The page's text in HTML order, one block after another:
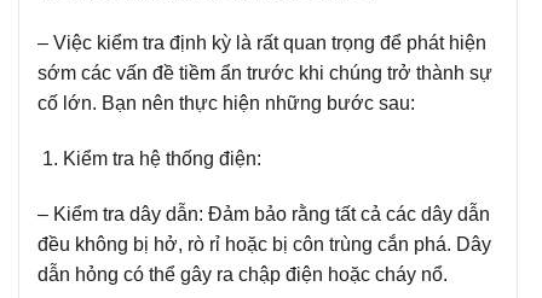
– Việc kiểm tra định kỳ là rất quan trọng để phát hiện
sớm các vấn đề tiềm ẩn trước khi chúng trở thành sự
cố lớn. Bạn nên thực hiện những bước sau:
Kiểm tra hệ thống điện:
– Kiểm tra dây dẫn: Đảm bảo rằng tất cả các dây dẫn
đều không bị hở, rò rỉ hoặc bị côn trùng cắn phá. Dây
dẫn hỏng có thể gây ra chập điện hoặc cháy nổ.